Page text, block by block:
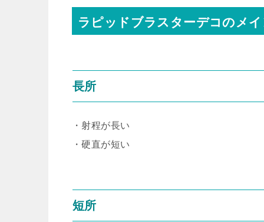
ラピッドブラスターデコのメ
長所
・射程が長い
・硬直が短い
短所